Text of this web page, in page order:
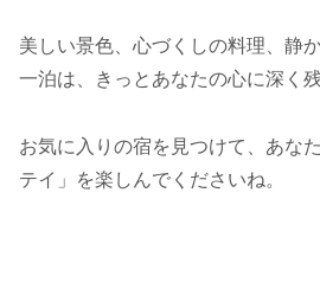
美しい景色、心づくしの料理、静
一泊は、きっとあなたの心に深く
お気に入りの宿を見つけて、あな
テイ」を楽しんでくださいね。